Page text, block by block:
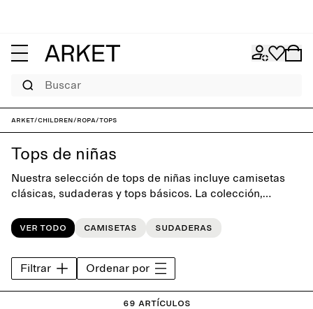
Buscar
ARKET/Children/Ropa/Tops
Tops de niñas
Nuestra selección de tops de niñas incluye camisetas
clásicas, sudaderas y tops básicos. La colección,
atemporal para el armario de diario.
Ver todo Camisetas Sudaderas
Filtrar Ordenar por
69 artículos